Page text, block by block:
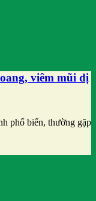
viêm mũi dị
phổ biến, thường gặp